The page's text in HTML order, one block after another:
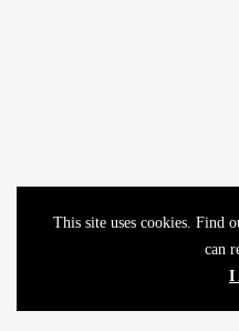
This site uses cookies. Find
can
I